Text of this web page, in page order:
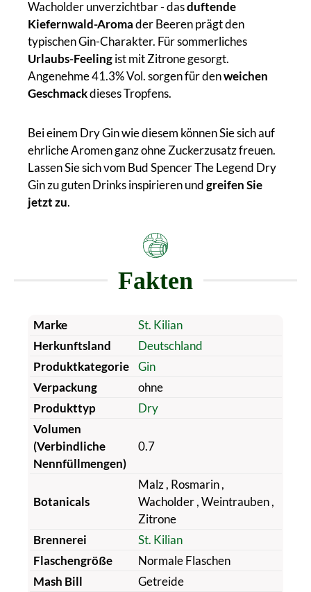
Wacholder unverzichtbar - dasduftende
Kiefernwald-Aromader Beeren prägt den
typischen Gin-Charakter. Für sommerliches
Urlaubs-Feelingist mit Zitrone gesorgt.
Angenehme 41.3% Vol. sorgen für denweichen
Geschmackdieses Tropfens.
Bei einem Dry Gin wie diesem können Sie sich auf
ehrliche Aromen ganz ohne Zuckerzusatz freuen.
Lassen Sie sich vom Bud Spencer The Legend Dry
Gin zu guten Drinks inspirieren undgreifen Sie
jetzt zu.
Fakten
Marke
St. Kilian
Herkunftsland
Deutschland
Produktkategorie
Gin
Verpackung
ohne
Produkttyp
Dry
Volumen
(Verbindliche
Nennfüllmengen)
0.7
Botanicals
Malz, Rosmarin,
Wacholder, Weintrauben,
Zitrone
Brennerei
St. Kilian
Flaschengröße
Normale Flaschen
Mash Bill
Getreide